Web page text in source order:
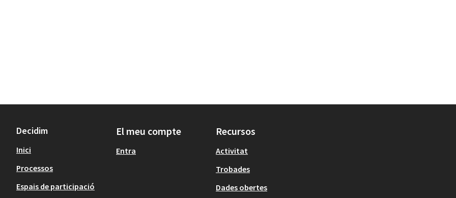
Decidim
Inici
Processos
Espais de participació
El meu compte
Entra
Recursos
Activitat
Trobades
Dades obertes